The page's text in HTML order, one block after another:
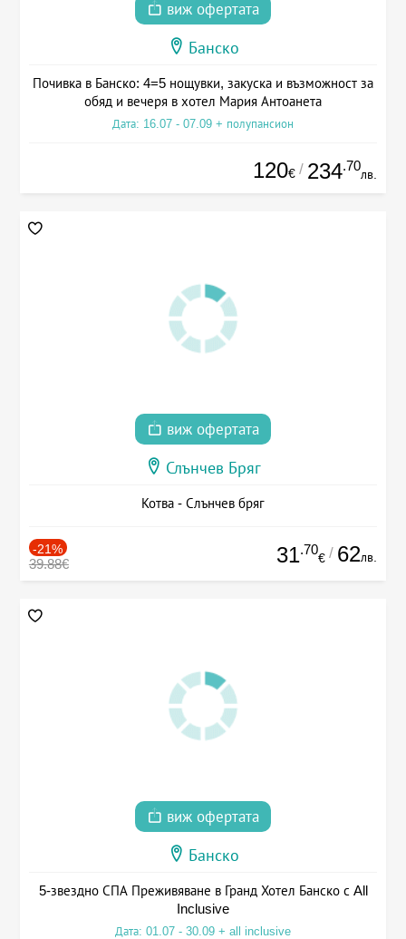
виж офертата
Банско
Почивка в Банско: 4=5 нощувки, закуска и възможност за
обяд и вечеря в хотел Мария Антоанета
Дата: 16.07 - 07.09 + полупансион
120€ / 234.70
лв.
виж офертата
Слънчев Бряг
Котва - Слънчев бряг
-21%
39.88€ 31.70
€ / 62лв.
виж офертата
Банско
5-звездно СПА Преживяване в Гранд Хотел Банско с All
Inclusive
Дата: 01.07 - 30.09 + all inclusive